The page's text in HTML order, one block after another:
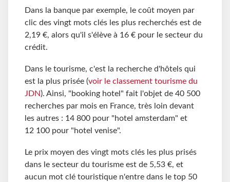
Dans la banque par exemple, le coût moyen par
clic des vingt mots clés les plus recherchés est de
2,19 €, alors qu'il s'élève à 16 € pour le secteur du
crédit.
Dans le tourisme, c'est la recherche d'hôtels qui
est la plus prisée (voir le classement tourisme du
JDN). Ainsi, "booking hotel" fait l'objet de 40 500
recherches par mois en France, très loin devant
les autres : 14 800 pour "hotel amsterdam" et
12 100 pour "hotel venise".
Le prix moyen des vingt mots clés les plus prisés
dans le secteur du tourisme est de 5,53 €, et
aucun mot clé touristique n'entre dans le top 50